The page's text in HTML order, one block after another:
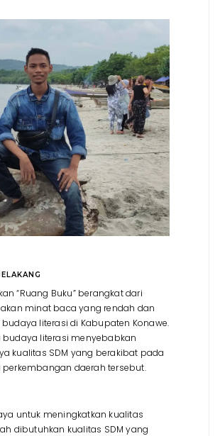
“Ruang Buku” berangkat dari
minat baca yang rendah dan
literasi di Kabupaten Konawe.
budaya literasi menyebabkan
kualitas SDM yang berakibat pada
perkembangan daerah tersebut.
untuk meningkatkan kualitas
dibutuhkan kualitas SDM yang